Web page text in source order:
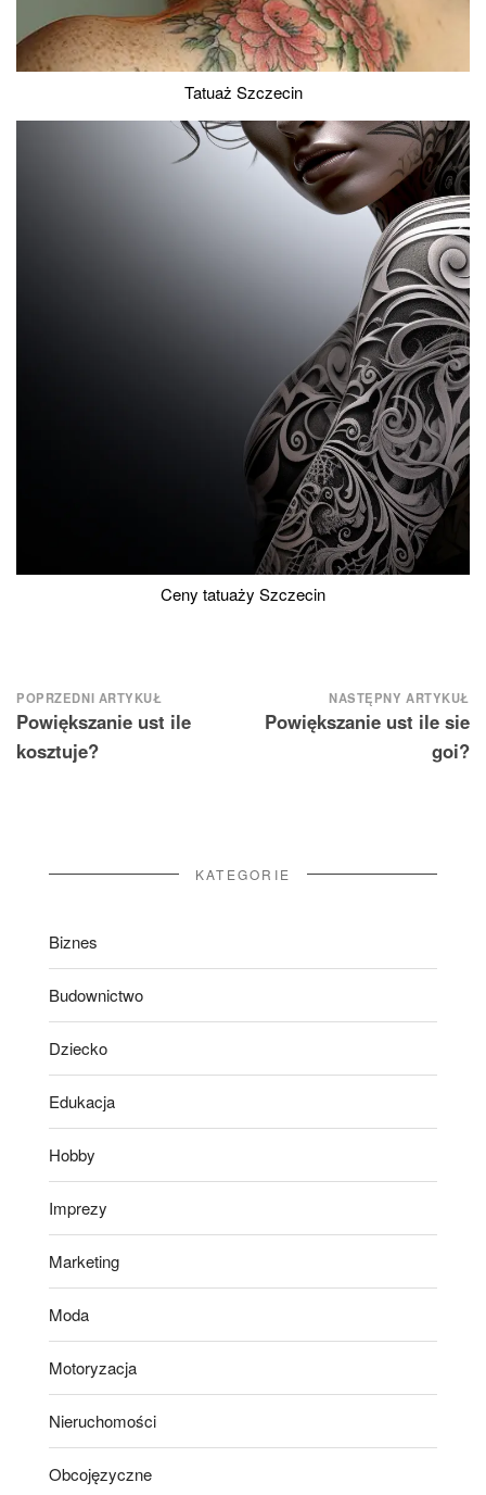
Tatuaż Szczecin
Ceny tatuaży Szczecin
Nawigacja
wpisu
POPRZEDNI ARTYKUŁ
Powiększanie ust ile
kosztuje?
NASTĘPNY ARTYKUŁ
Powiększanie ust ile sie
goi?
KATEGORIE
Biznes
Budownictwo
Dziecko
Edukacja
Hobby
Imprezy
Marketing
Moda
Motoryzacja
Nieruchomości
Obcojęzyczne